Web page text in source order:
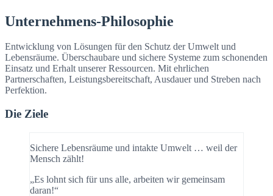
Unternehmens-Philosophie
Entwicklung von Lösungen für den Schutz der Umwelt und
Lebensräume. Überschaubare und sichere Systeme zum schonenden
Einsatz und Erhalt unserer Ressourcen. Mit ehrlichen
Partnerschaften, Leistungsbereitschaft, Ausdauer und Streben nach
Perfektion.
Die Ziele
Sichere Lebensräume und intakte Umwelt … weil der
Mensch zählt!
„Es lohnt sich für uns alle, arbeiten wir gemeinsam
daran!“